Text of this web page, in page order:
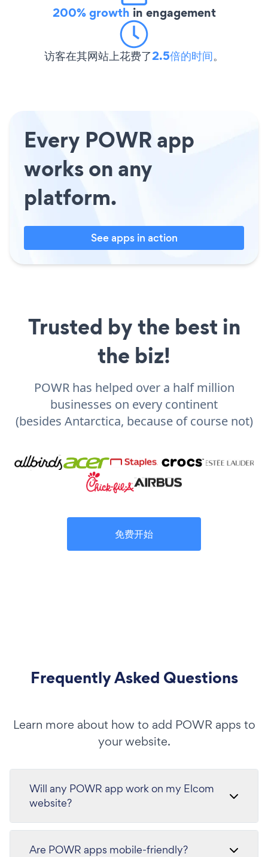
200% growth in engagement
访客在其网站上花费了2.5倍的时间。
Every POWR app
works on any
platform.
See apps in action
Trusted by the best in
the biz!
POWR has helped over a half million
businesses on every continent
(besides Antarctica, because of course not)
免费开始
Frequently Asked Questions
Learn more about how to add POWR apps to
your website.
Will any POWR app work on my Elcom
website?
Are POWR apps mobile-friendly?